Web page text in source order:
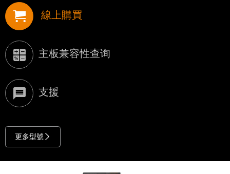
線上購買
主板兼容性查询
支援
更多型號